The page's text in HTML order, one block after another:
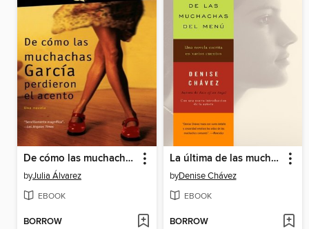
De cómo las muchachas García perdieron el acento
byJulia Álvarez
EBOOK
BORROW
La última de las muchachas del menú
byDenise Chávez
EBOOK
BORROW